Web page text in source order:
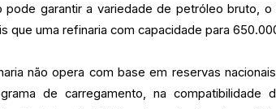
pode garantir a variedade de petróleo bruto,
que uma refinaria com capacidade para
não opera com base em reservas
de carregamento, na